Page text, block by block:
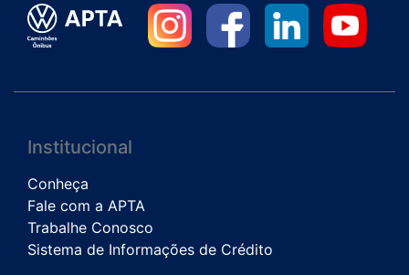
Institucional
Conheça
Fale com a APTA
Trabalhe Conosco
Sistema de Informações de Crédito